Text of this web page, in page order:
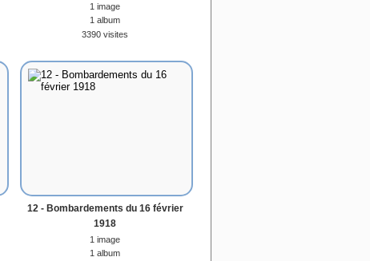
1 image
1 album
3390 visites
12 - Bombardements du 16 février
1918
1 image
1 album